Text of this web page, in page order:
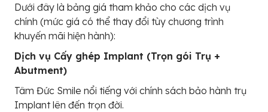
Dưới đây là bảng giá tham khảo cho các dịch vụ
chính (mức giá có thể thay đổi tùy chương trình
khuyến mãi hiện hành):
Dịch vụ Cấy ghép Implant (Trọn gói Trụ +
Abutment)
Tâm Đức Smile nổi tiếng với chính sách bảo hành trụ
Implant lên đến trọn đời.